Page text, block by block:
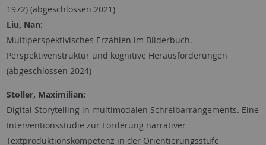
1972) (abgeschlossen 2021)
Liu, Nan:
Multiperspektivisches Erzählen im Bilderbuch.
Perspektivenstruktur und kognitive Herausforderungen
(abgeschlossen 2024)
Stoller, Maximilian:
Digital Storytelling in multimodalen Schreibarrangements. Eine
Interventionsstudie zur Förderung narrativer
Textproduktionskompetenz in der Orientierungsstufe